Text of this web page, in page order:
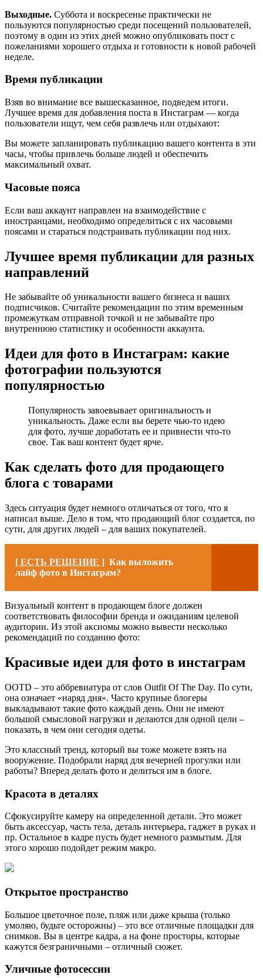
Выходные. Суббота и воскресенье практически не
пользуются популярностью среди посещений пользователей,
поэтому в один из этих дней можно опубликовать пост с
пожеланиями хорошего отдыха и готовности к новой рабочей
неделе.
Время публикации
Взяв во внимание все вышесказанное, подведем итоги.
Лучшее время для добавления поста в Инстаграм — когда
пользователи ищут, чем себя развлечь или отдыхают:
Вы можете запланировать публикацию вашего контента в эти
часы, чтобы привлечь больше людей и обеспечить
максимальный охват.
Часовые пояса
Если ваш аккаунт направлен на взаимодействие с
иностранцами, необходимо определиться с их часовыми
поясами и стараться подстраивать публикации под них.
Лучшее время публикации для разных
направлений
Не забывайте об уникальности вашего бизнеса и ваших
подписчиков. Считайте рекомендации по этим временным
промежуткам отправной точкой и не забывайте про
внутреннюю статистику и особенности аккаунта.
Идеи для фото в Инстаграм: какие
фотографии пользуются
популярностью
Популярность завоевывает оригинальность и
уникальность. Даже если вы берете чью-то идею
для фото, лучше доработать ее и привнести что-то
свое. Так ваш контент будет ярче.
Как сделать фото для продающего
блога с товарами
Здесь ситуация будет немного отличаться от того, что я
написал выше. Дело в том, что продающий блог создается, по
сути, для других людей – для ваших покупателей.
[ ЕСТЬ РЕШЕНИЕ ] Как выложить
лайф фото в Инстаграм?
Визуальный контент в продающем блоге должен
соответствовать философии бренда и ожиданиям целевой
аудитории. Из этой аксиомы можно вывести несколько
рекомендаций по созданию фото:
Красивые идеи для фото в инстаграм
OOTD – это аббревиатура от слов Outfit Of The Day. По сути,
она означает «наряд дня». Часто крупные блогеры
выкладывают такие фото каждый день. Они не имеют
большой смысловой нагрузки и делаются для одной цели –
показать, в чем они сегодня одеты.
Это классный тренд, который вы тоже можете взять на
вооружение. Подобрали наряд для вечерней прогулки или
работы? Вперед делать фото и делиться им в блоге.
Красота в деталях
Сфокусируйте камеру на определенной детали. Это может
быть аксессуар, часть тела, деталь интерьера, гаджет в руках и
пр. Остальное в кадре пусть будет немного размытым. Для
этого хорошо подойдет режим макро.
Открытое пространство
Большое цветочное поле, пляж или даже крыша (только
умоляю, будьте осторожны) – это все отличные площадки для
снимков. Вы в центре кадра, а на фоне просторы, которые
кажутся безграничными – отличный сюжет.
Уличные фотосессии